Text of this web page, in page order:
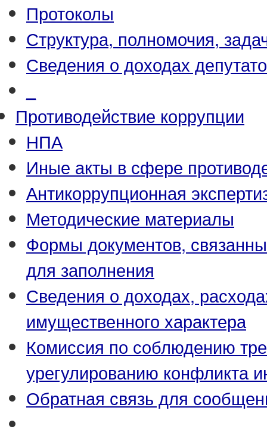
Протоколы
Структура, полномочия,
Сведения о доходах
Противодействие коррупции
НПА
Иные акты в сфере
Антикоррупционная
Методические материалы
Формы документов,
для заполнения
Сведения о доходах,
имущественного характера
Комиссия по соблюдению
урегулированию конфликта
Обратная связь для